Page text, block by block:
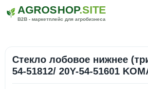
AGROSHOP.SITE
B2B - маркетплейс для агробизнеса
Стекло лобовое нижнее
54-51812/ 20Y-54-51601